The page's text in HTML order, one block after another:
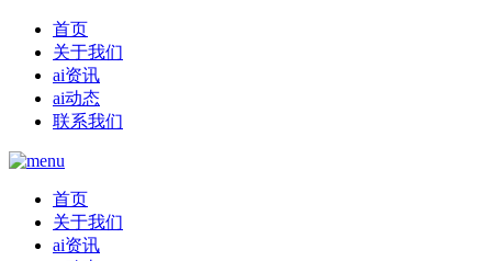
首页
关于我们
ai资讯
ai动态
联系我们
首页
关于我们
ai资讯